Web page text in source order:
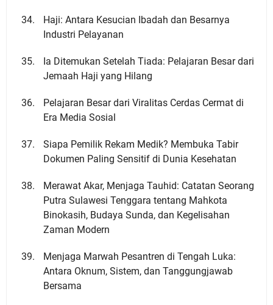
Haji: Antara Kesucian Ibadah dan Besarnya
Industri Pelayanan
Ia Ditemukan Setelah Tiada: Pelajaran Besar dari
Jemaah Haji yang Hilang
Pelajaran Besar dari Viralitas Cerdas Cermat di
Era Media Sosial
Siapa Pemilik Rekam Medik? Membuka Tabir
Dokumen Paling Sensitif di Dunia Kesehatan
Merawat Akar, Menjaga Tauhid: Catatan Seorang
Putra Sulawesi Tenggara tentang Mahkota
Binokasih, Budaya Sunda, dan Kegelisahan
Zaman Modern
Menjaga Marwah Pesantren di Tengah Luka:
Antara Oknum, Sistem, dan Tanggungjawab
Bersama